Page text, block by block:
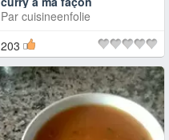
Par cuisineenfolie
203